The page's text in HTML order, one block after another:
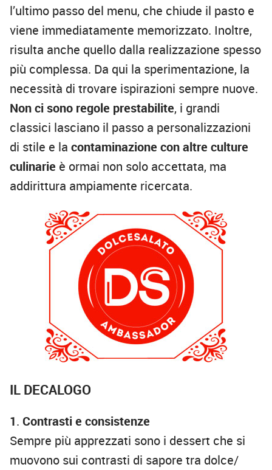
l’ultimo passo del menu, che chiude il pasto e
viene immediatamente memorizzato. Inoltre,
risulta anche quello dalla realizzazione spesso
più complessa. Da qui la sperimentazione, la
necessità di trovare ispirazioni sempre nuove.
Non ci sono regole prestabilite, i grandi
classici lasciano il passo a personalizzazioni
di stile e la contaminazione con altre culture
culinarie è ormai non solo accettata, ma
addirittura ampiamente ricercata.
IL DECALOGO
1. Contrasti e consistenze
Sempre più apprezzati sono i dessert che si
muovono sui contrasti di sapore tra dolce/